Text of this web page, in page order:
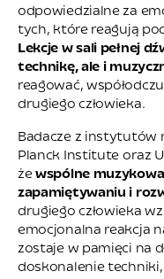
odpowiedzialne za
tych, które reagują
Lekcje w sali pełnej
technikę, ale i
reagować,
drugiego człowieka.
Badacze z instytutów
Planck Institute oraz
żewspólne
zapamiętywaniu i
drugiego człowieka
emocjonalna reakcja
zostaje w pamięci na
doskonalenie